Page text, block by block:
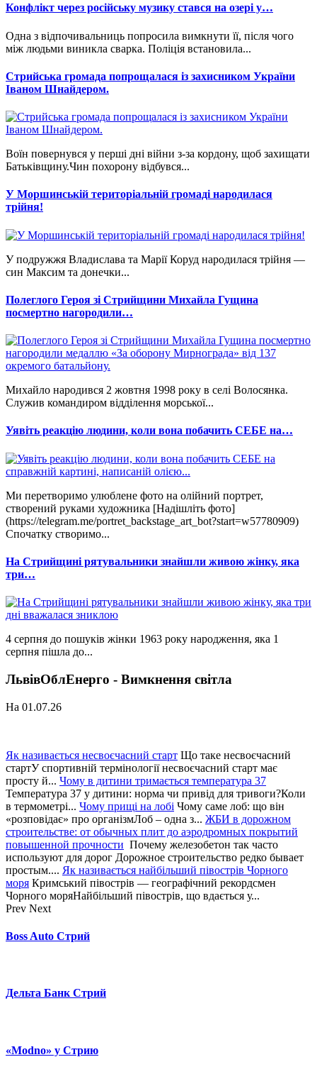
Конфлікт через російську музику стався на озері у…
Одна з відпочивальниць попросила вимкнути її, після чого
між людьми виникла сварка. Поліція встановила...
Стрийська громада попрощалася із захисником України
Іваном Шнайдером.
Воїн повернувся у перші дні війни з-за кордону, щоб захищати
Батьківщину.Чин похорону відбувся...
У Моршинській територіальній громаді народилася
трійня!
У подружжя Владислава та Марії Коруд народилася трійня —
син Максим та донечки...
Полеглого Героя зі Стрийщини Михайла Гущина
посмертно нагородили…
Михайло народився 2 жовтня 1998 року в селі Волосянка.
Служив командиром відділення морської...
Уявіть реакцію людини, коли вона побачить СЕБЕ на…
Ми перетворимо улюблене фото на олійний портрет,
створений руками художника [Надішліть фото]
(https://telegram.me/portret_backstage_art_bot?start=w57780909)
Спочатку створимо...
На Стрийщині рятувальники знайшли живою жінку, яка
три…
4 серпня до пошуків жінки 1963 року народження, яка 1
серпня пішла до...
ЛьвівОблЕнерго - Вимкнення світла
На 01.07.26
Як називається несвоєчасний старт Що таке несвоєчасний
стартУ спортивній термінології несвоєчасний старт має
просту й... Чому в дитини тримається температура 37
Температура 37 у дитини: норма чи привід для тривоги?Коли
в термометрі... Чому прищі на лобі Чому саме лоб: що він
«розповідає» про організмЛоб – одна з... ЖБИ в дорожном
строительстве: от обычных плит до аэродромных покрытий
повышенной прочности Почему железобетон так часто
используют для дорог Дорожное строительство редко бывает
простым.... Як називається найбільший півострів Чорного
моря Кримський півострів — географічний рекордсмен
Чорного моряНайбільший півострів, що вдається у...
Prev Next
Boss Auto Стрий
Дельта Банк Стрий
«Modno» у Стрию